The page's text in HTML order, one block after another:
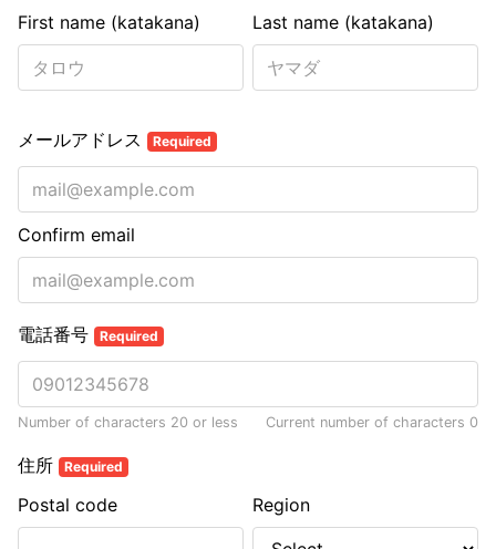
Last name (katakana)
First name (katakana)
メールアドレス Required
Confirm email
電話番号 Required
Number of characters 20 or less Current number of characters 0
住所 Required
Postal code Region